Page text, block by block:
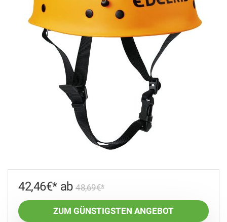
48,69€
42,46€
ZUM GÜNSTIGSTEN ANGEBOT